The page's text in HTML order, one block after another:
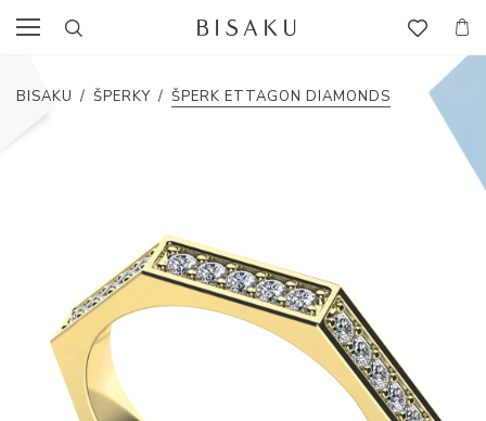
BISAKU / ŠPERKY / ŠPERK ETTAGON DIAMONDS